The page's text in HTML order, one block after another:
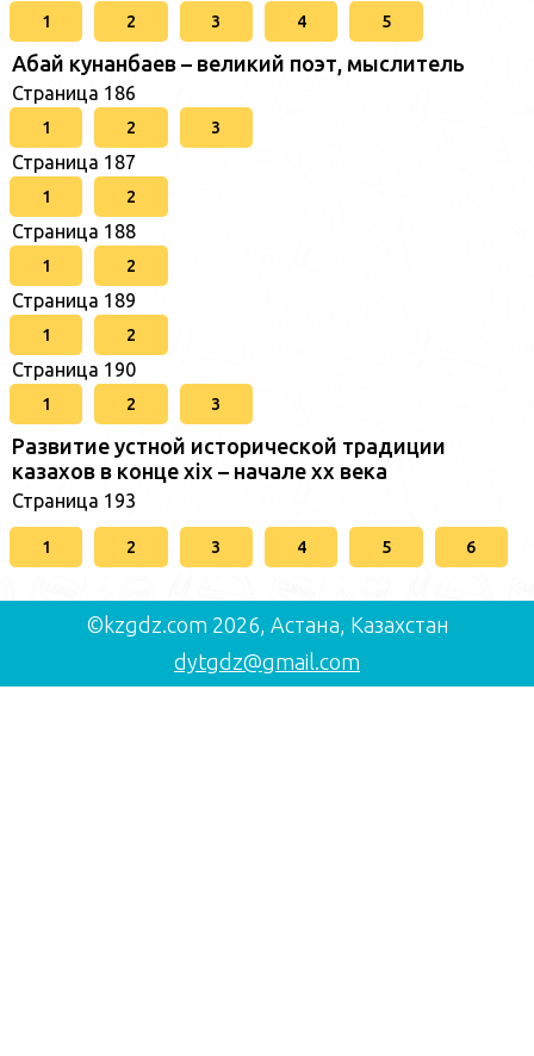
1 2 3 4 5
Абай кунанбаев – великий поэт, мыслитель
Страница 186
1 2 3
Страница 187
1 2
Страница 188
1 2
Страница 189
1 2
Страница 190
1 2 3
Развитие устной исторической традиции
казахов в конце xіх – начале хх века
Страница 193
1 2 3 4 5 6
©kzgdz.com 2026, Астана, Казахстан
dytgdz@gmail.com